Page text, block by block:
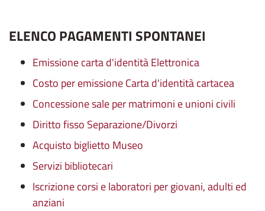
ELENCO PAGAMENTI SPONTANEI
Emissione carta d'identità Elettronica
Costo per emissione Carta d'identità cartacea
Concessione sale per matrimoni e unioni civili
Diritto fisso Separazione/Divorzi
Acquisto biglietto Museo
Servizi bibliotecari
Iscrizione corsi e laboratori per giovani, adulti ed
anziani